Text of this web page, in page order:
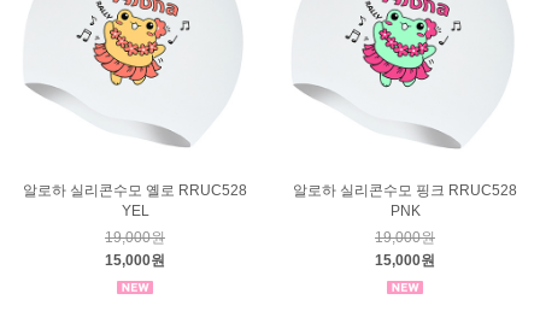
알로하 실리콘수모 옐로 RRUC528
YEL
19,000원
15,000원
알로하 실리콘수모 핑크 RRUC528
PNK
19,000원
15,000원